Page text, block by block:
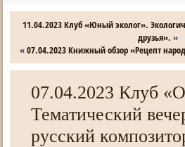
11.04.2023 Клуб «Юный эколог».
друзья». »
«07.04.2023 Книжный обзор «Рецепт
07.04.2023 Клуб
Тематический
русский